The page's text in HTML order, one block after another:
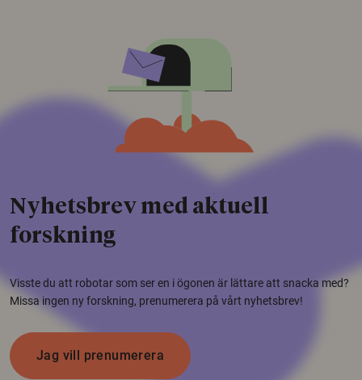
Nyhetsbrev med aktuell
forskning
Visste du att robotar som ser en i ögonen är lättare att snacka med?
Missa ingen ny forskning, prenumerera på vårt nyhetsbrev!
Jag vill prenumerera